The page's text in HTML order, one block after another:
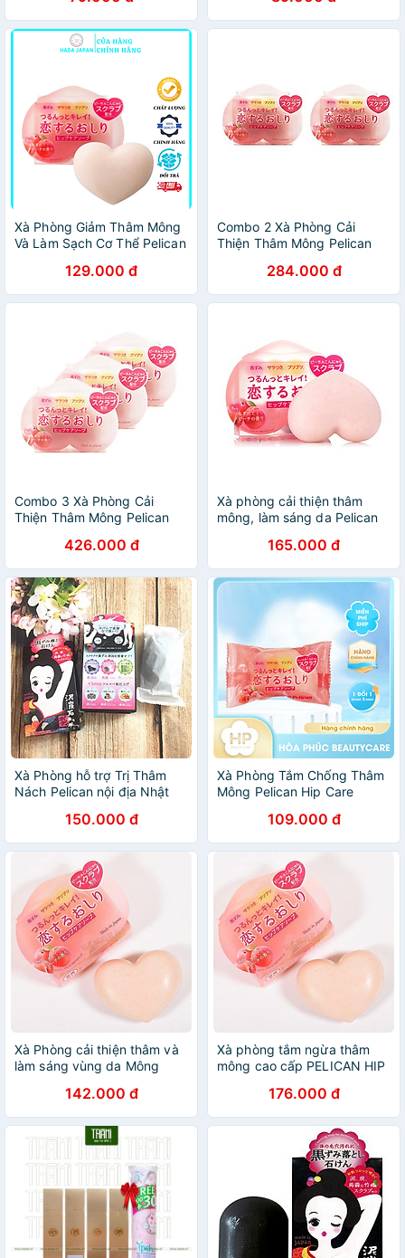
- Sopi Store
Xà Phòng Giảm Thâm Mông
Và Làm Sạch Cơ Thể Pelican
129.000 đ
Combo 2 Xà Phòng Cải
Thiện Thâm Mông Pelican
284.000 đ
Combo 3 Xà Phòng Cải
Thiện Thâm Mông Pelican
426.000 đ
Xà phòng cải thiện thâm
mông, làm sáng da Pelican
165.000 đ
Xà Phòng hỗ trợ Trị Thâm
Nách Pelican nội địa Nhật
150.000 đ
Xà Phòng Tắm Chống Thâm
Mông Pelican Hip Care
Chết (80G)109.000 đ
Xà Phòng cải thiện thâm và
làm sáng vùng da Mông
142.000 đ
Xà phòng tắm ngừa thâm
mông cao cấp PELICAN HIP
túi zipper 15x20cm
176.000 đ